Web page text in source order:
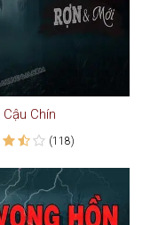
Cậu Chín
(118)